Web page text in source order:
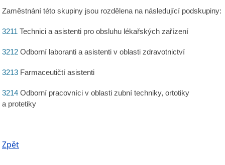
Zaměstnání této skupiny jsou rozdělena na následující podskupiny:
3211 Technici a asistenti pro obsluhu lékařských zařízení
3212 Odborní laboranti a asistenti v oblasti zdravotnictví
3213 Farmaceutičtí asistenti
3214 Odborní pracovníci v oblasti zubní techniky, ortotiky
a protetiky
Zpět